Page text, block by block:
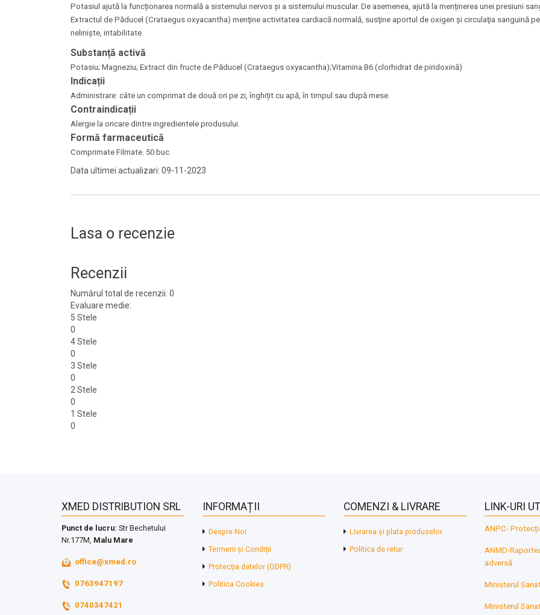
Potasiul ajută la funcționarea normală a sistemului nervos și a sistemului muscular. De asemenea, ajută la menținerea unei presiuni
Extractul de Păducel (Crataegus oxyacantha) menţine activitatea cardiacă normală, susţine aportul de oxigen și circulaţia sanguină
nelinişte, iritabilitate.
Substanță activă
Potasiu; Magneziu; Extract din fructe de Păducel (Crataegus oxyacantha);Vitamina B6 (clorhidrat de piridoxină)
Indicații
Administrare: câte un comprimat de două ori pe zi, înghițit cu apă, în timpul sau după mese.
Contraindicații
Alergie la oricare dintre ingredientele produsului.
Formă farmaceutică
Comprimate Filmate. 50 buc.
Data ultimei actualizari: 09-11-2023
Lasa o recenzie
Recenzii
Numărul total de recenzii: 0
Evaluare medie:
5 Stele
0
4 Stele
0
3 Stele
0
2 Stele
0
1 Stele
0
XMED DISTRIBUTION SRL
Punct de lucru: Str Bechetului
Nr.177M, Malu Mare
office@xmed.ro
0763947197
0740347421
INFORMAȚII
Despre Noi
Termeni și Condiții
Protecția datelor (GDPR)
Politica Cookies
COMENZI & LIVRARE
Livrarea și plata produselor
Politica de retur
LINK-URI
ANPC-
ANMD-
adversă
Ministerul
Ministerul